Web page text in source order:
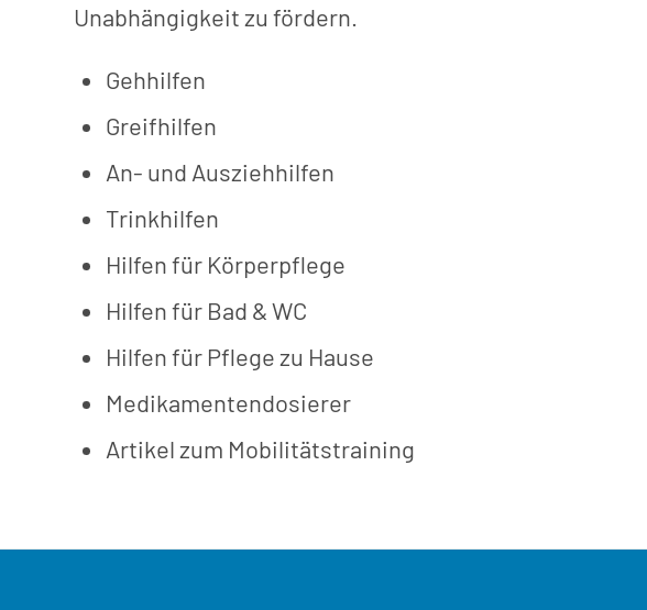
Unabhängigkeit zu fördern.
Gehhilfen
Greifhilfen
An- und Ausziehhilfen
Trinkhilfen
Hilfen für Körperpflege
Hilfen für Bad & WC
Hilfen für Pflege zu Hause
Medikamentendosierer
Artikel zum Mobilitätstraining